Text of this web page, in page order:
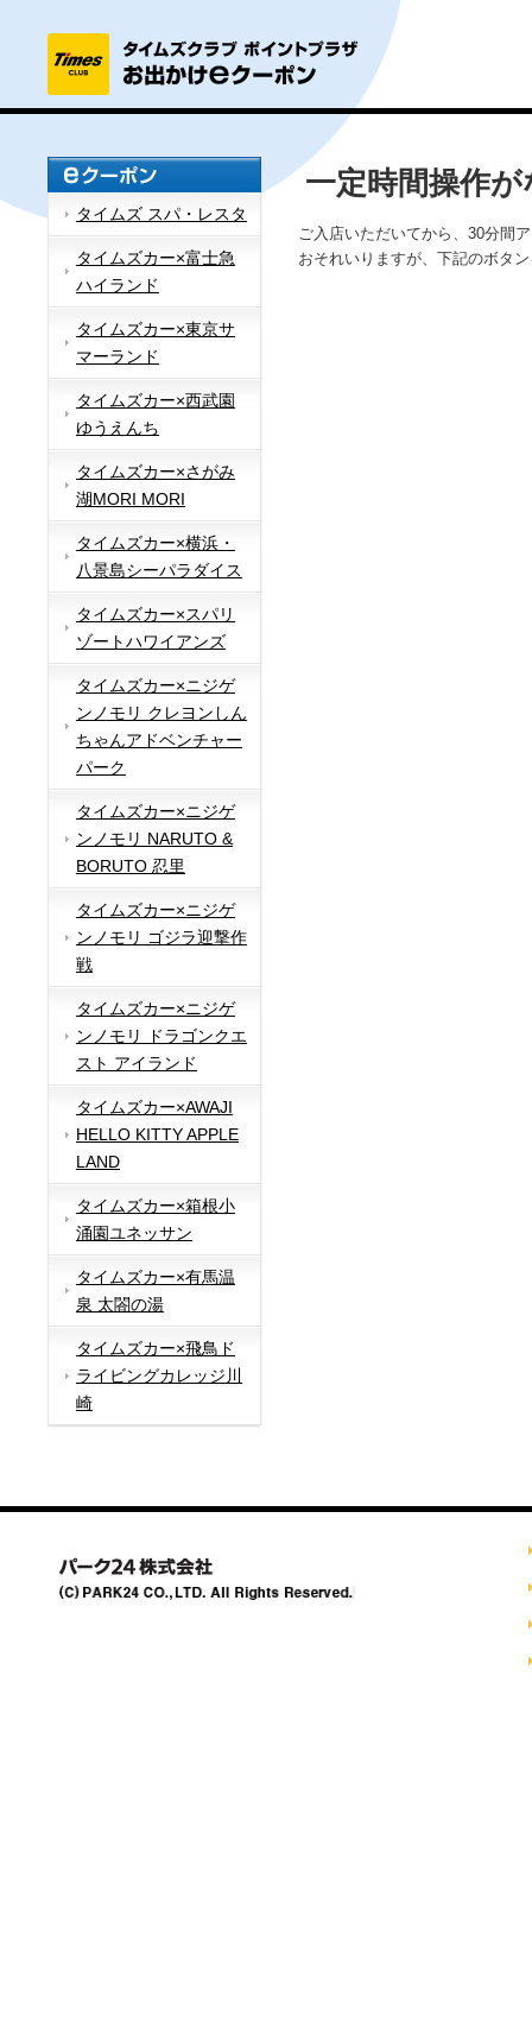
タイムズ スパ・レスタ
タイムズカー×富士急
ハイランド
タイムズカー×東京サ
マーランド
タイムズカー×西武園
ゆうえんち
タイムズカー×さがみ
湖MORI MORI
タイムズカー×横浜・
八景島シーパラダイス
タイムズカー×スパリ
ゾートハワイアンズ
タイムズカー×ニジゲ
ンノモリ クレヨンしん
ちゃんアドベンチャー
パーク
タイムズカー×ニジゲ
ンノモリ NARUTO &
BORUTO 忍里
タイムズカー×ニジゲ
ンノモリ ゴジラ迎撃作
戦
タイムズカー×ニジゲ
ンノモリ ドラゴンクエ
スト アイランド
タイムズカー×AWAJI
HELLO KITTY APPLE
LAND
タイムズカー×箱根小
涌園ユネッサン
タイムズカー×有馬温
泉 太閤の湯
タイムズカー×飛鳥ド
ライビングカレッジ川
崎
一定時間操作
ご入店いただいてから、30分間
おそれいりますが、下記のボタ